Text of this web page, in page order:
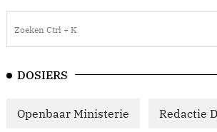
DOSIERS
Openbaar Ministerie Redactie